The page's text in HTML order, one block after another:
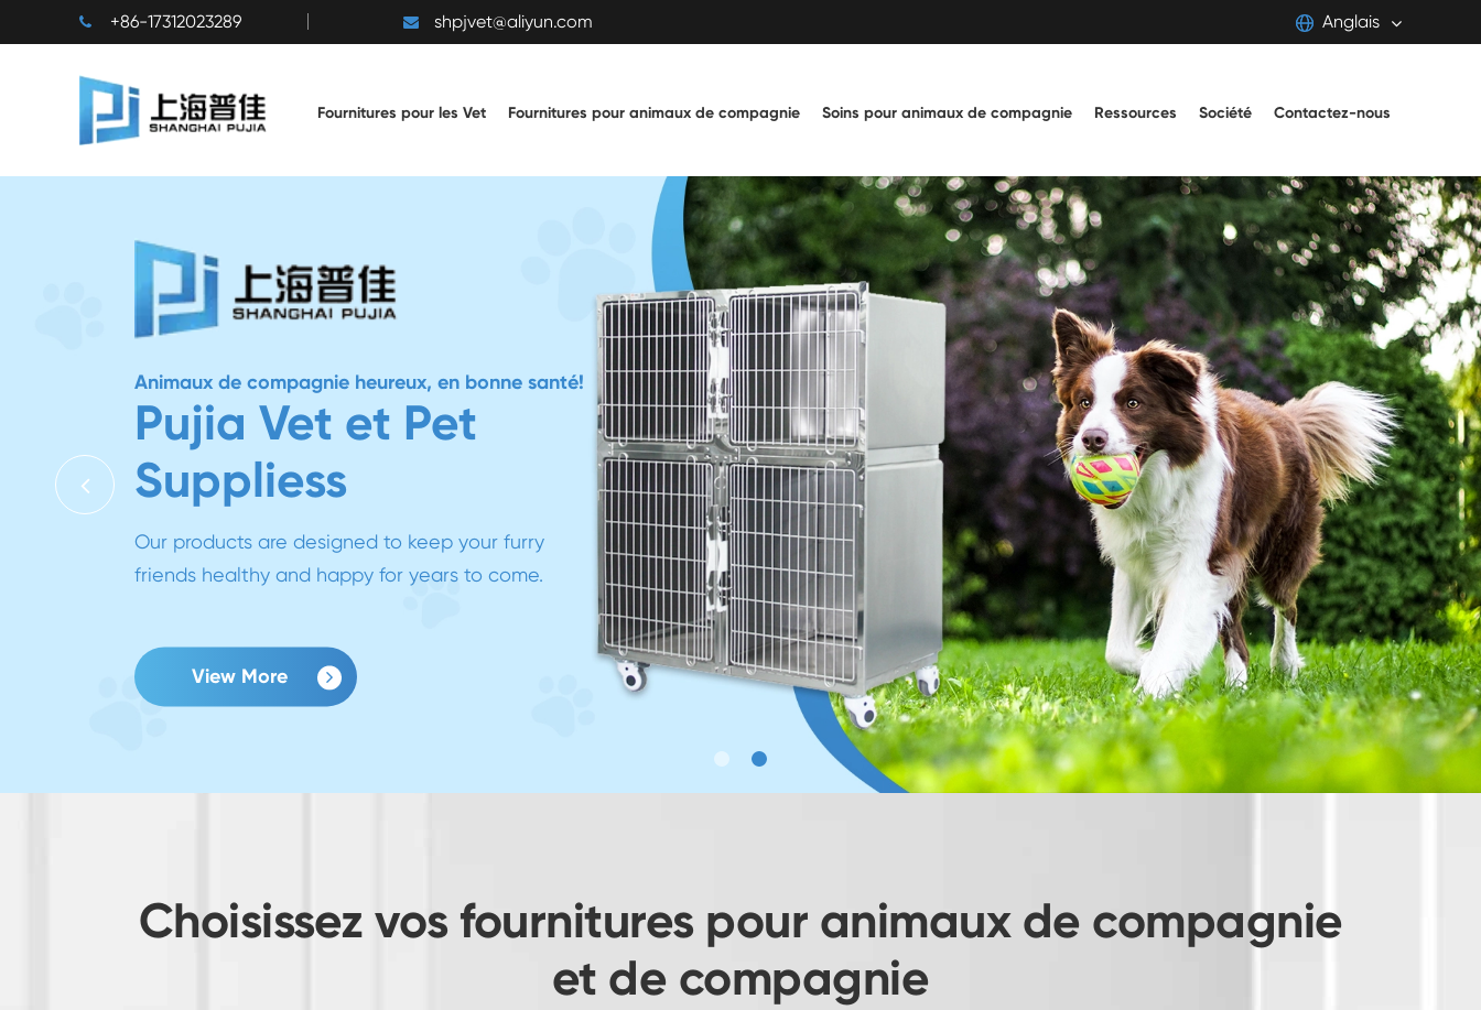
+86-17312023289 shpjvet@aliyun.com Anglais
日本語
français
Deutsch
Español
italiano
português
Pilipino
Svenska
Indonesia
Nederland
Fournitures pour les Vet Fournitures pour animaux de compagnie Soins pour animaux de compagnie Ressources Société Contactez-nous
Animaux de compagnie heureux, en bonne santé!
Pujia Vet et Pet
Suppliess
Our products are designed to keep your furry
friends healthy and happy for years to come.
View More
Choisissez vos fournitures pour animaux de compagnie
et de compagnie